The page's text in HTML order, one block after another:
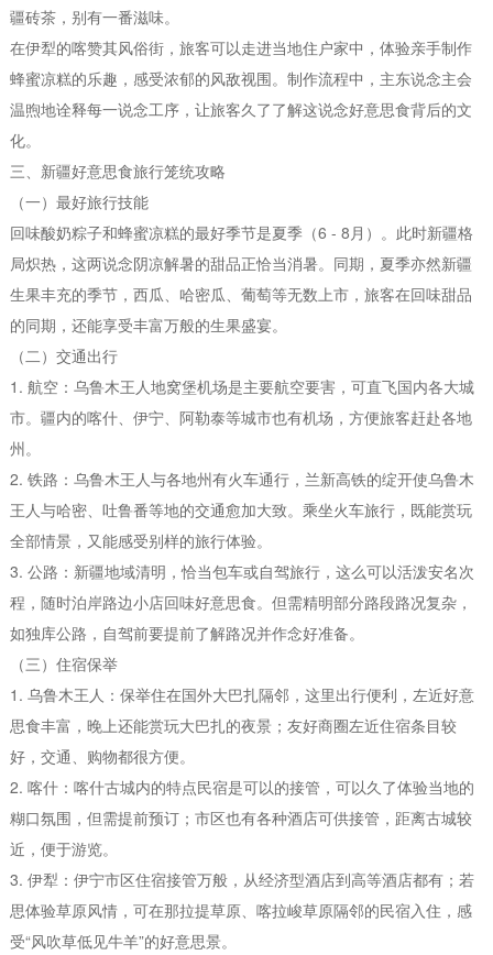
疆砖茶，别有一番滋味。
在伊犁的喀赞其风俗街，旅客可以走进当地住户家中，体验亲手制作
蜂蜜凉糕的乐趣，感受浓郁的风敌视围。制作流程中，主东说念主会
温煦地诠释每一说念工序，让旅客久了了解这说念好意思食背后的文
化。
三、新疆好意思食旅行笼统攻略
（一）最好旅行技能
回味酸奶粽子和蜂蜜凉糕的最好季节是夏季（6 - 8月）。此时新疆格
局炽热，这两说念阴凉解暑的甜品正恰当消暑。同期，夏季亦然新疆
生果丰充的季节，西瓜、哈密瓜、葡萄等无数上市，旅客在回味甜品
的同期，还能享受丰富万般的生果盛宴。
（二）交通出行
1. 航空：乌鲁木王人地窝堡机场是主要航空要害，可直飞国内各大城
市。疆内的喀什、伊宁、阿勒泰等城市也有机场，方便旅客赶赴各地
州。
2. 铁路：乌鲁木王人与各地州有火车通行，兰新高铁的绽开使乌鲁木
王人与哈密、吐鲁番等地的交通愈加大致。乘坐火车旅行，既能赏玩
全部情景，又能感受别样的旅行体验。
3. 公路：新疆地域清明，恰当包车或自驾旅行，这么可以活泼安名次
程，随时泊岸路边小店回味好意思食。但需精明部分路段路况复杂，
如独库公路，自驾前要提前了解路况并作念好准备。
（三）住宿保举
1. 乌鲁木王人：保举住在国外大巴扎隔邻，这里出行便利，左近好意
思食丰富，晚上还能赏玩大巴扎的夜景；友好商圈左近住宿条目较
好，交通、购物都很方便。
2. 喀什：喀什古城内的特点民宿是可以的接管，可以久了体验当地的
糊口氛围，但需提前预订；市区也有各种酒店可供接管，距离古城较
近，便于游览。
3. 伊犁：伊宁市区住宿接管万般，从经济型酒店到高等酒店都有；若
思体验草原风情，可在那拉提草原、喀拉峻草原隔邻的民宿入住，感
受“风吹草低见牛羊”的好意思景。